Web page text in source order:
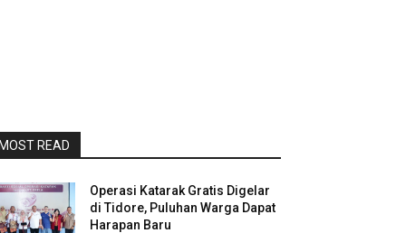
READ
Operasi Katarak Gratis Digelar
di Tidore, Puluhan Warga Dapat
Harapan Baru